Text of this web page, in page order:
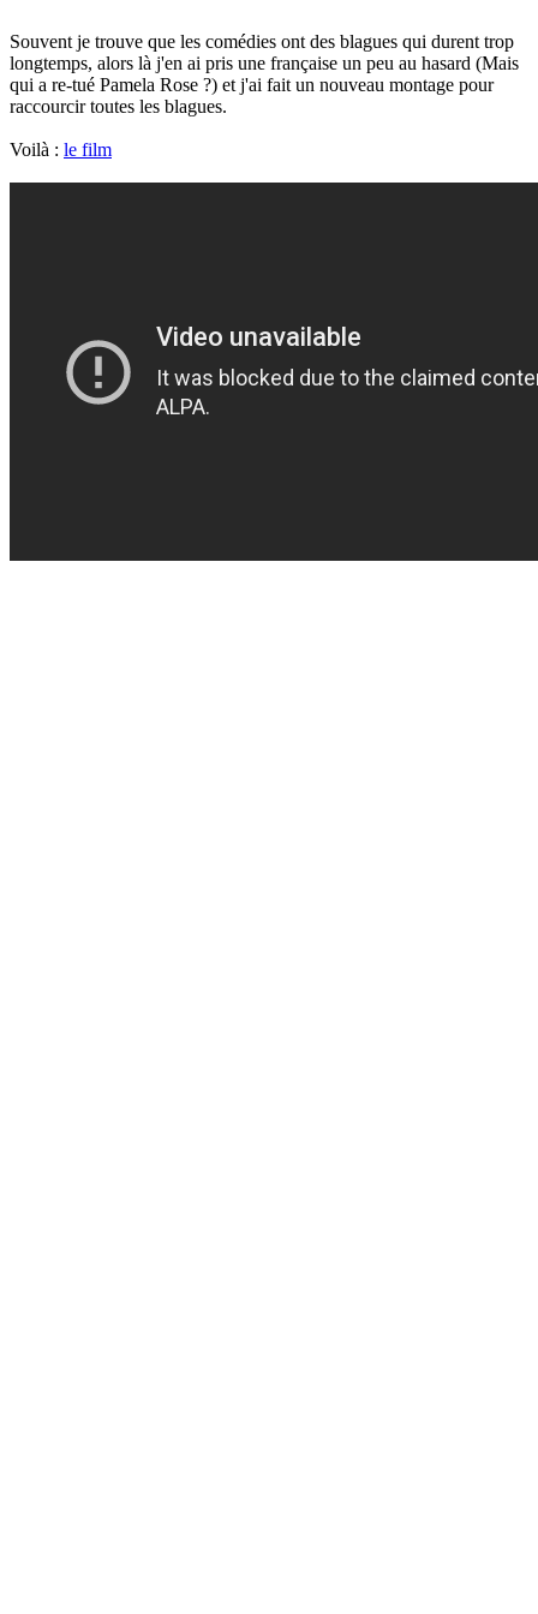
Souvent je trouve que les comédies ont des blagues qui durent trop
longtemps, alors là j'en ai pris une française un peu au hasard (Mais
qui a re-tué Pamela Rose ?) et j'ai fait un nouveau montage pour
raccourcir toutes les blagues.
Voilà : le film